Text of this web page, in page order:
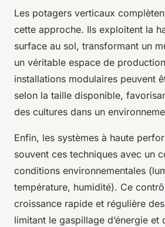
Les potagers verticaux
cette approche. Ils exploitent la
surface au sol, transformant un
un véritable espace de
installations modulaires peuvent
selon la taille disponible,
des cultures dans un
Enfin, les systèmes à haute
souvent ces techniques avec un
conditions environnementales
température, humidité). Ce
croissance rapide et régulière
limitant le gaspillage d’énergie et